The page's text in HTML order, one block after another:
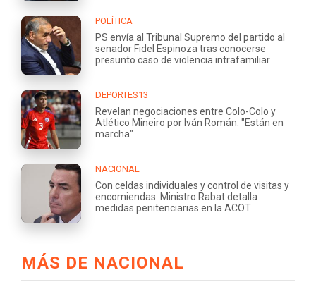
POLÍTICA
PS envía al Tribunal Supremo del partido al
senador Fidel Espinoza tras conocerse
presunto caso de violencia intrafamiliar
DEPORTES13
Revelan negociaciones entre Colo-Colo y
Atlético Mineiro por Iván Román: "Están en
marcha"
NACIONAL
Con celdas individuales y control de visitas y
encomiendas: Ministro Rabat detalla
medidas penitenciarias en la ACOT
MÁS DE NACIONAL